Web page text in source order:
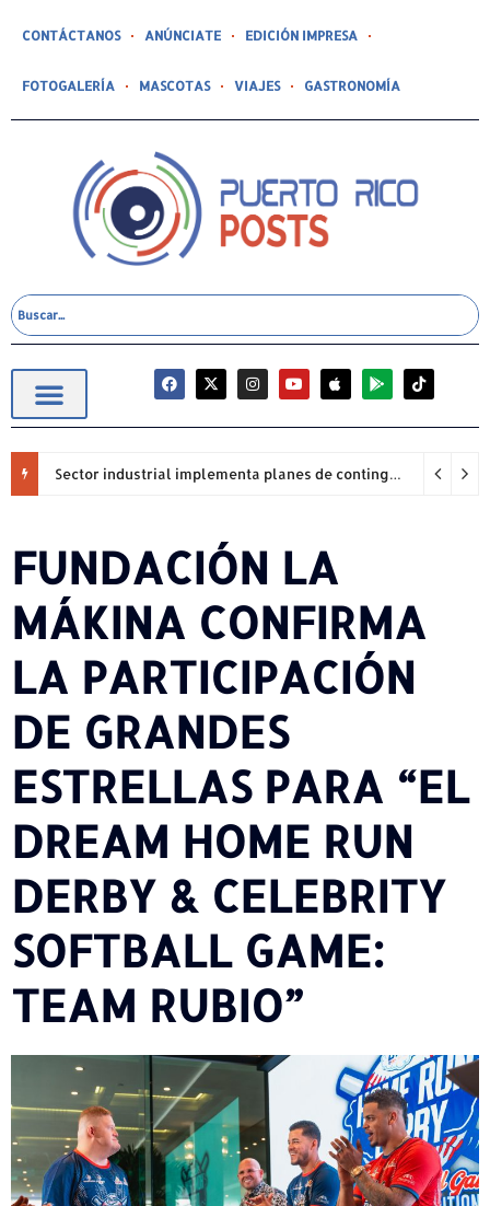
CONTÁCTANOS ANÚNCIATE EDICIÓN IMPRESA
FOTOGALERÍA MASCOTAS VIAJES GASTRONOMÍA
Sector industrial implementa planes de contingencia ante racionamiento de agua y hace un llamado a la eficiencia infraestructural
FUNDACIÓN LA
MÁKINA CONFIRMA
LA PARTICIPACIÓN
DE GRANDES
ESTRELLAS PARA “EL
DREAM HOME RUN
DERBY & CELEBRITY
SOFTBALL GAME:
TEAM RUBIO”